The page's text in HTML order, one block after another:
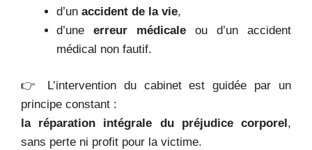
d’un accident de la vie,
d’une erreur médicale ou d’un accident
médical non fautif.
👉 L’intervention du cabinet est guidée par un
principe constant :
la réparation intégrale du préjudice corporel ,
sans perte ni profit pour la victime.